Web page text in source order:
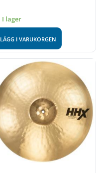
I lager
LÄGG I VARUKORGEN